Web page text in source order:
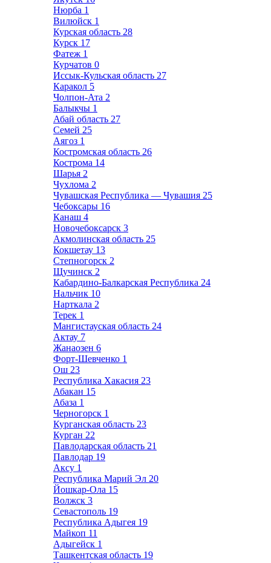
Нюрба 1
Вилюйск 1
Курская область 28
Курск 17
Фатеж 1
Курчатов 0
Иссык-Кульская область 27
Каракол 5
Чолпон-Ата 2
Балыкчы 1
Абай область 27
Семей 25
Аягоз 1
Костромская область 26
Кострома 14
Шарья 2
Чухлома 2
Чувашская Республика — Чувашия 25
Чебоксары 16
Канаш 4
Новочебоксарск 3
Акмолинская область 25
Кокшетау 13
Степногорск 2
Щучинск 2
Кабардино-Балкарская Республика 24
Нальчик 10
Нарткала 2
Терек 1
Мангистауская область 24
Актау 7
Жанаозен 6
Форт-Шевченко 1
Ош 23
Республика Хакасия 23
Абакан 15
Абаза 1
Черногорск 1
Курганская область 23
Курган 22
Павлодарская область 21
Павлодар 19
Аксу 1
Республика Марий Эл 20
Йошкар-Ола 15
Волжск 3
Севастополь 19
Республика Адыгея 19
Майкоп 11
Адыгейск 1
Ташкентская область 19